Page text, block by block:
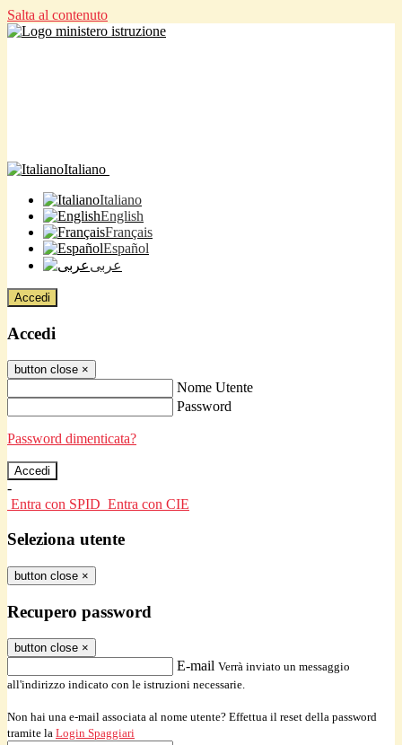
Salta al contenuto
Italiano
Italiano
English
Français
Español
عربى
Accedi
Accedi
button close ×
Nome Utente
Password
Password dimenticata?
-
Entra con SPID Entra con CIE
Seleziona utente
button close ×
Recupero password
button close ×
E-mail Verrà inviato un messaggio
all'indirizzo indicato con le istruzioni necessarie.
Non hai una e-mail associata al nome utente? Effettua il reset della password
tramite la Login Spaggiari